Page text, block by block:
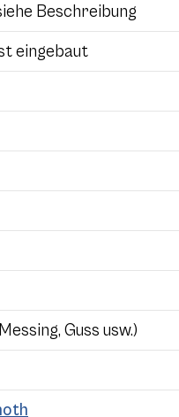
Beschreibung
eingebaut
Guss usw.)